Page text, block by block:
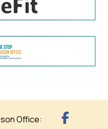
Office: